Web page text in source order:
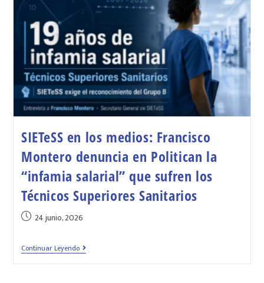
SIETeSS en los medios: Francisco
Montero denuncia en Politican la
“infamia salarial” que sufren los
Técnicos Superiores Sanitarios
24 junio, 2026
Continuar Leyendo